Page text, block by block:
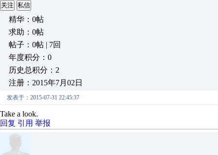
关注 私信
精华：0帖
求助：0帖
帖子：0帖 | 7回
年度积分：0
历史总积分：2
注册：2015年7月02日
发表于：2015-07-31 22:45:37
Take a look.
回复 引用 举报